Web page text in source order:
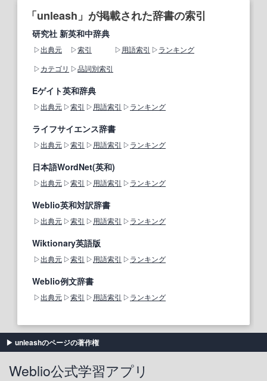
「unleash」が掲載された辞書の索引
研究社 新英和中辞典
出典元 索引 用語索引
ランキング
カテゴリ
品詞別索引
Eゲイト英和辞典
出典元 索引 用語索引 ランキング
ライフサイエンス辞書
出典元 索引 用語索引 ランキング
日本語WordNet(英和)
出典元 索引 用語索引 ランキング
Weblio英和対訳辞書
出典元 索引 用語索引 ランキング
Wiktionary英語版
出典元 索引 用語索引 ランキング
Weblio例文辞書
出典元 索引 用語索引 ランキング
unleashのページの著作権
Weblio公式学習アプリ